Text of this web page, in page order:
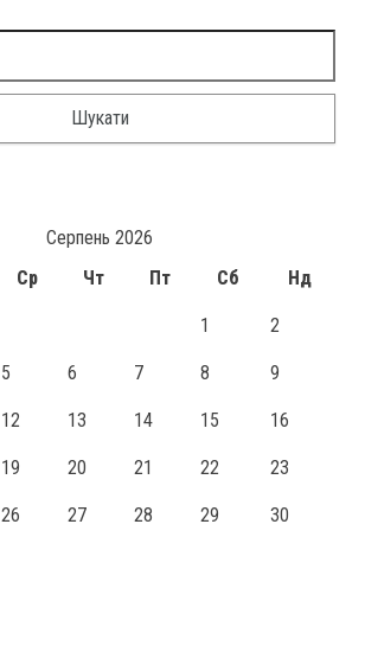
Серпень 2026
Ср Чт Пт Сб Нд
1 2
5 6 7 8 9
12 13 14 15 16
19 20 21 22 23
26 27 28 29 30